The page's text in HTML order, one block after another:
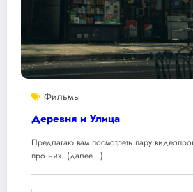
Фильмы
Деревня и Улица
Предлагаю вам посмотреть пару
про них. (далее…)